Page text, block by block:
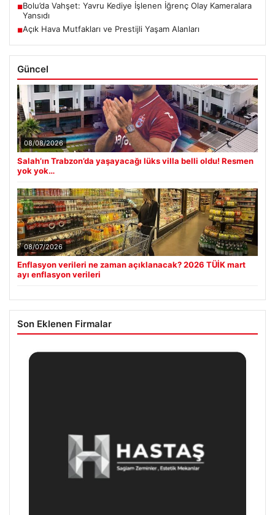
■Bolu’da Vahşet: Yavru Kediye İşlenen İğrenç Olay Kameralara
Yansıdı
■Açık Hava Mutfakları ve Prestijli Yaşam Alanları
Güncel
08/08/2026
Salah’ın Trabzon’da yaşayacağı lüks villa belli oldu! Resmen
yok yok…
08/07/2026
Enflasyon verileri ne zaman açıklanacak? 2026 TÜİK mart
ayı enflasyon verileri
Son Eklenen Firmalar